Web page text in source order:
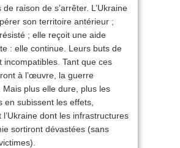
de raison de s’arrêter. L’Ukraine
son territoire antérieur ;
; elle reçoit une aide
: elle continue. Leurs buts de
incompatibles. Tant que ces
à l’œuvre, la guerre
Mais plus elle dure, plus les
en subissent les effets,
l’Ukraine dont les infrastructures
sortiront dévastées (sans